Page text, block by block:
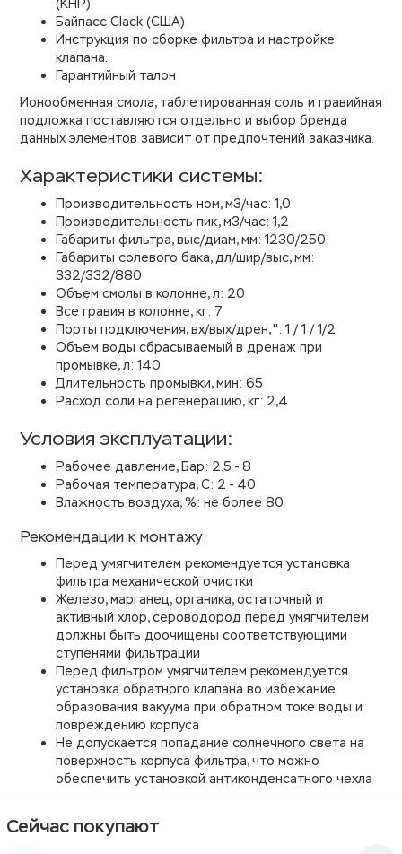
(КНР)
Байпасс Clack (США)
Инструкция по сборке фильтра и настройке
клапана.
Гарантийный талон
Ионообменная смола, таблетированная соль и гравийная
подложка поставляются отдельно и выбор бренда
данных элементов зависит от предпочтений заказчика.
Характеристики системы:
Производительность ном, м3/час: 1,0
Производительность пик, м3/час: 1,2
Габариты фильтра, выс/диам, мм: 1230/250
Габариты солевого бака, дл/шир/выс, мм:
332/332/880
Объем смолы в колонне, л: 20
Все гравия в колонне, кг: 7
Порты подключения, вх/вых/дрен, '': 1 / 1 / 1/2
Объем воды сбрасываемый в дренаж при
промывке, л: 140
Длительность промывки, мин: 65
Расход соли на регенерацию, кг: 2,4
Условия эксплуатации:
Рабочее давление, Бар: 2.5 - 8
Рабочая температура, С: 2 - 40
Влажность воздуха, %: не более 80
Рекомендации к монтажу:
Перед умягчителем рекомендуется установка
фильтра механической очистки
Железо, марганец, органика, остаточный и
активный хлор, сероводород перед умягчителем
должны быть доочищены соответствующими
ступенями фильтрации
Перед фильтром умягчителем рекомендуется
установка обратного клапана во избежание
образования вакуума при обратном токе воды и
повреждению корпуса
Не допускается попадание солнечного света на
поверхность корпуса фильтра, что можно
обеспечить установкой антиконденсатного чехла
Сейчас покупают